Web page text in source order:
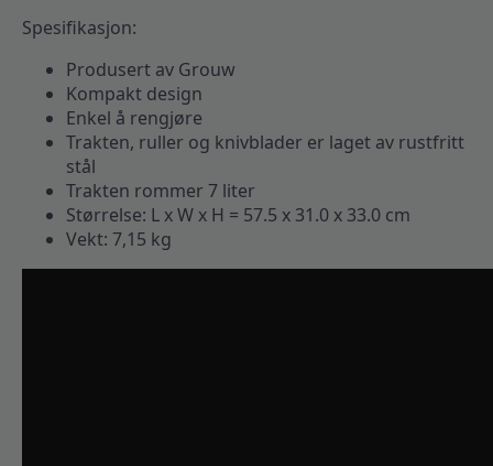
Spesifikasjon:
Produsert av Grouw
Kompakt design
Enkel å rengjøre
Trakten, ruller og knivblader er laget av rustfritt
stål
Trakten rommer 7 liter
Størrelse: L x W x H = 57.5 x 31.0 x 33.0 cm
Vekt: 7,15 kg